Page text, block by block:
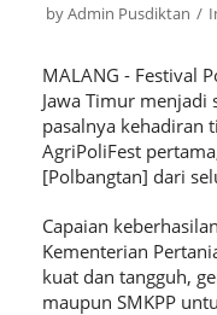
byAdmin Pusdiktan
MALANG - Festival
Jawa Timur menjadi
pasalnya kehadiran
AgriPoliFest
[Polbangtan] dari
Capaian
Kementerian
kuat dan tangguh,
maupun SMKPP